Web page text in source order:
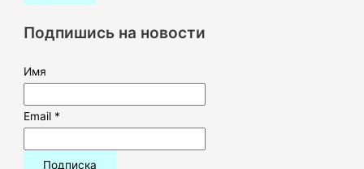
:Подпишись на новости
Имя
Email *